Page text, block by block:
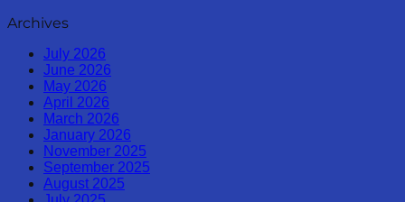
Archives
July 2026
June 2026
May 2026
April 2026
March 2026
January 2026
November 2025
September 2025
August 2025